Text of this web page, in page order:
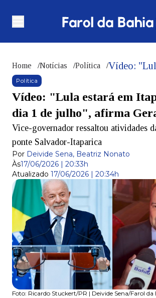
Home /Notícias /Política /
Política
Vídeo: "Lula estará em
dia 1 de julho", afirma
Vice-governador ressaltou atividades
ponte Salvador-Itaparica
Por Deivide Sena, Beatriz Nonato
Às17/06/2026 | 20:33h
Atualizado 17/06/2026 | 20:34h
Foto: Ricardo Stuckert/PR | Deivide Sena/Farol da